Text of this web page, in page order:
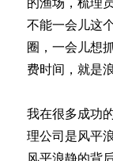
不能一会儿这
圈，一会儿想
费时间，就是
我在很多成功
理公司是风平
风平浪静的背